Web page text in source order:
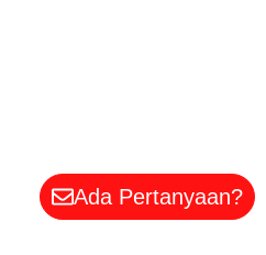
Ada Pertanyaan?